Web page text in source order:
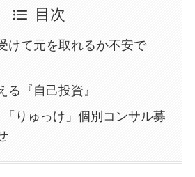
目次
けて元を取れるか不安で
る『自己投資』
りゅっけ」個別コンサル募